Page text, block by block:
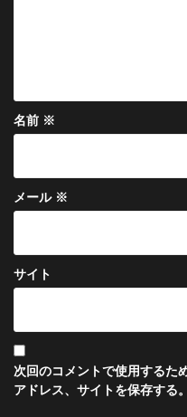
名前 ※
メール ※
サイト
次回のコメントで使用するた
アドレス、サイトを保存する。